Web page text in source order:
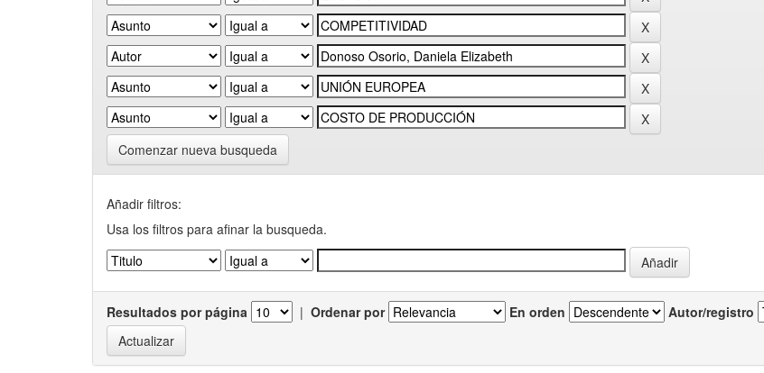
Comenzar nueva busqueda
Añadir filtros:
Usa los filtros para afinar la busqueda.
Resultados por página | Ordenar por En orden Autor/registro